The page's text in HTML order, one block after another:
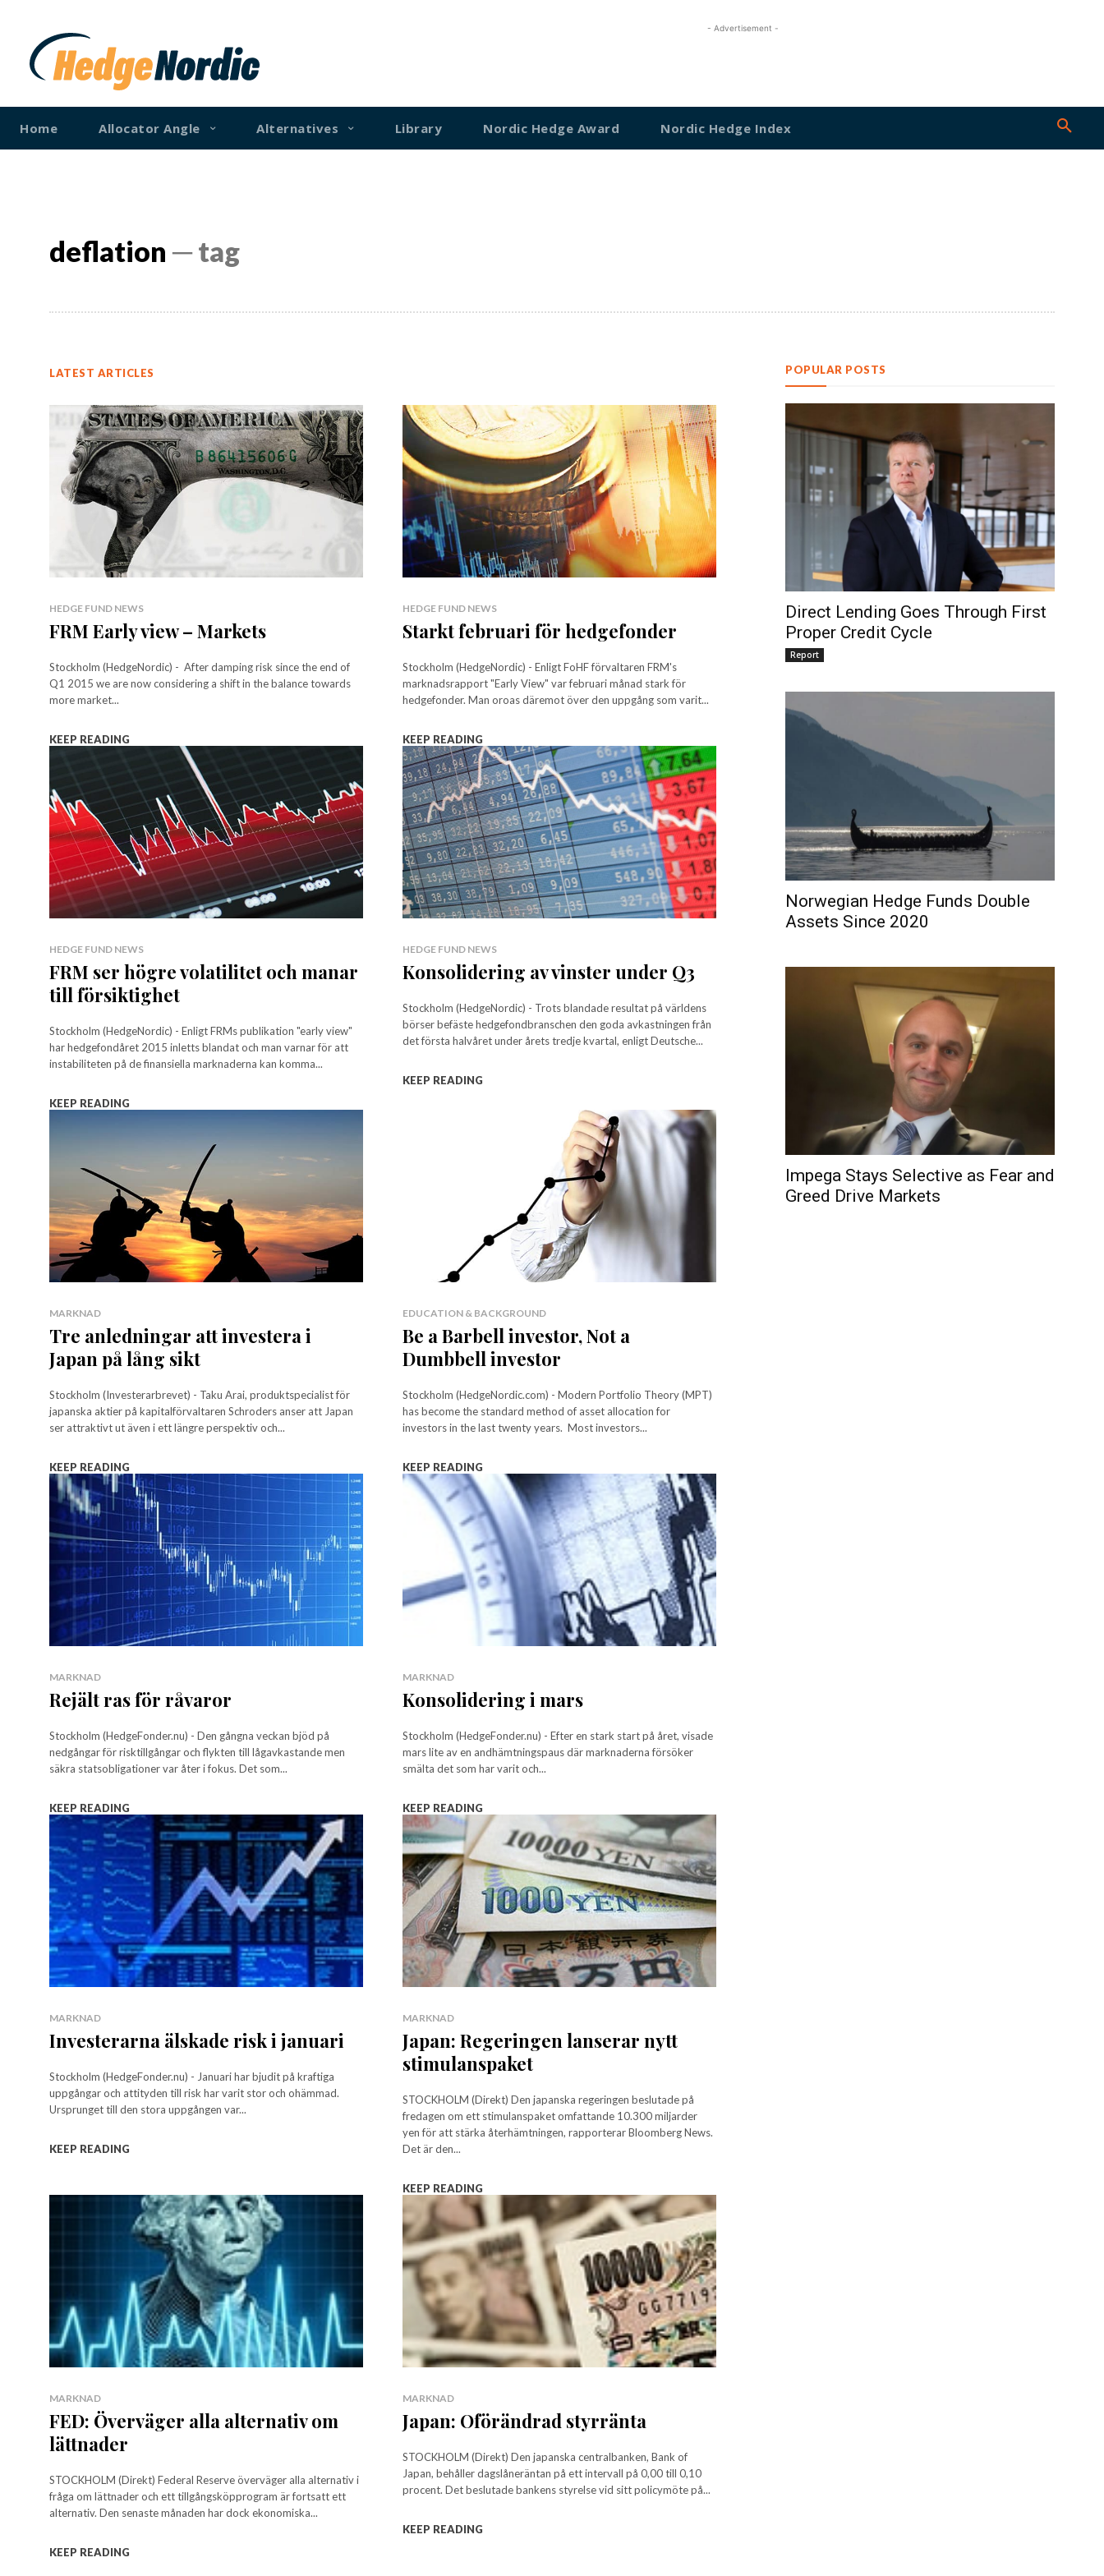
- Advertisement -
Home Allocator Angle Alternatives Library Nordic Hedge Award Nordic Hedge Index
deflation─ tag
LATEST ARTICLES
HEDGE FUND NEWS
FRM Early view – Markets
Stockholm (HedgeNordic) - After damping risk since the end of
Q1 2015 we are now considering a shift in the balance towards
more market...
KEEP READING
HEDGE FUND NEWS
Starkt februari för hedgefonder
Stockholm (HedgeNordic) - Enligt FoHF förvaltaren FRM's
marknadsrapport "Early View" var februari månad stark för
hedgefonder. Man oroas däremot över den uppgång som varit...
KEEP READING
HEDGE FUND NEWS
FRM ser högre volatilitet och manar
till försiktighet
Stockholm (HedgeNordic) - Enligt FRMs publikation "early view"
har hedgefondåret 2015 inletts blandat och man varnar för att
instabiliteten på de finansiella marknaderna kan komma...
KEEP READING
HEDGE FUND NEWS
Konsolidering av vinster under Q3
Stockholm (HedgeNordic) - Trots blandade resultat på världens
börser befäste hedgefondbranschen den goda avkastningen från
det första halvåret under årets tredje kvartal, enligt Deutsche...
KEEP READING
MARKNAD
Tre anledningar att investera i
Japan på lång sikt
Stockholm (Investerarbrevet) - Taku Arai, produktspecialist för
japanska aktier på kapitalförvaltaren Schroders anser att Japan
ser attraktivt ut även i ett längre perspektiv och...
KEEP READING
EDUCATION & BACKGROUND
Be a Barbell investor, Not a
Dumbbell investor
Stockholm (HedgeNordic.com) - Modern Portfolio Theory (MPT)
has become the standard method of asset allocation for
investors in the last twenty years. Most investors...
KEEP READING
MARKNAD
Rejält ras för råvaror
Stockholm (HedgeFonder.nu) - Den gångna veckan bjöd på
nedgångar för risktillgångar och flykten till lågavkastande men
säkra statsobligationer var åter i fokus. Det som...
KEEP READING
MARKNAD
Konsolidering i mars
Stockholm (HedgeFonder.nu) - Efter en stark start på året, visade
mars lite av en andhämtningspaus där marknaderna försöker
smälta det som har varit och...
KEEP READING
MARKNAD
Investerarna älskade risk i januari
Stockholm (HedgeFonder.nu) - Januari har bjudit på kraftiga
uppgångar och attityden till risk har varit stor och ohämmad.
Ursprunget till den stora uppgången var...
KEEP READING
MARKNAD
Japan: Regeringen lanserar nytt
stimulanspaket
STOCKHOLM (Direkt) Den japanska regeringen beslutade på
fredagen om ett stimulanspaket omfattande 10.300 miljarder
yen för att stärka återhämtningen, rapporterar Bloomberg News.
Det är den...
KEEP READING
MARKNAD
FED: Överväger alla alternativ om
lättnader
STOCKHOLM (Direkt) Federal Reserve överväger alla alternativ i
fråga om lättnader och ett tillgångsköpprogram är fortsatt ett
alternativ. Den senaste månaden har dock ekonomiska...
KEEP READING
MARKNAD
Japan: Oförändrad styrränta
STOCKHOLM (Direkt) Den japanska centralbanken, Bank of
Japan, behåller dagslåneräntan på ett intervall på 0,00 till 0,10
procent. Det beslutade bankens styrelse vid sitt policymöte på...
KEEP READING
POPULAR POSTS
Direct Lending Goes Through First
Proper Credit Cycle
Report
Norwegian Hedge Funds Double
Assets Since 2020
Impega Stays Selective as Fear and
Greed Drive Markets